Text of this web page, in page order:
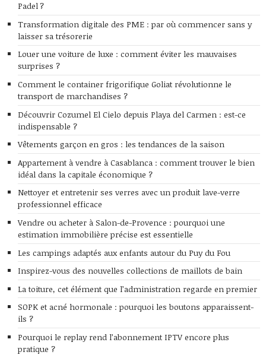
Padel ?
Transformation digitale des PME : par où commencer sans y
laisser sa trésorerie
Louer une voiture de luxe : comment éviter les mauvaises
surprises ?
Comment le container frigorifique Goliat révolutionne le
transport de marchandises ?
Découvrir Cozumel El Cielo depuis Playa del Carmen : est-ce
indispensable ?
Vêtements garçon en gros : les tendances de la saison
Appartement à vendre à Casablanca : comment trouver le bien
idéal dans la capitale économique ?
Nettoyer et entretenir ses verres avec un produit lave-verre
professionnel efficace
Vendre ou acheter à Salon-de-Provence : pourquoi une
estimation immobilière précise est essentielle
Les campings adaptés aux enfants autour du Puy du Fou
Inspirez-vous des nouvelles collections de maillots de bain
La toiture, cet élément que l’administration regarde en premier
SOPK et acné hormonale : pourquoi les boutons apparaissent-
ils ?
Pourquoi le replay rend l’abonnement IPTV encore plus
pratique ?